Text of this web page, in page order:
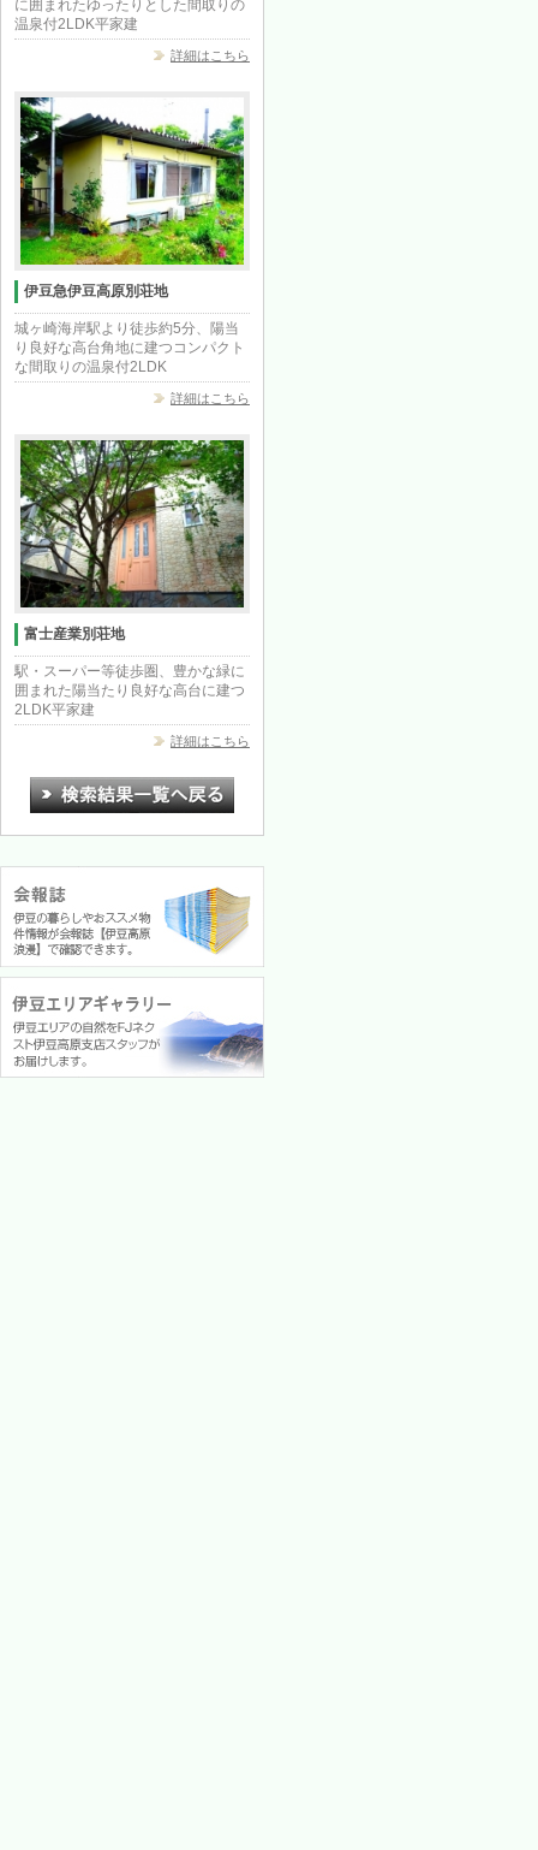
に囲まれたゆったりとした間取りの
温泉付2LDK平家建
詳細はこちら
伊豆急伊豆高原別荘地
城ヶ崎海岸駅より徒歩約5分、陽当
り良好な高台角地に建つコンパクト
な間取りの温泉付2LDK
詳細はこちら
富士産業別荘地
駅・スーパー等徒歩圏、豊かな緑に
囲まれた陽当たり良好な高台に建つ
2LDK平家建
詳細はこちら